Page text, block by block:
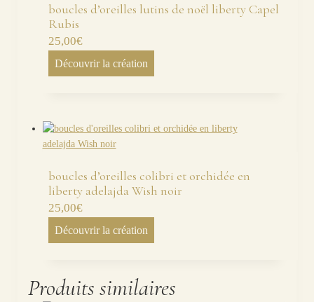
boucles d’oreilles lutins de noël liberty Capel
Rubis
25,00€
Découvrir la création
boucles d’oreilles colibri et orchidée en
liberty adelajda Wish noir
25,00€
Découvrir la création
Produits similaires